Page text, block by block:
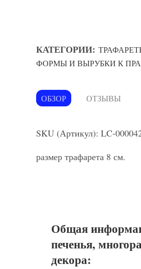
КАТЕГОРИИ:
ФОРМЫ И ВЫРУБКИ К
ОБЗОР ОТЗЫВЫ
SKU (Артикул): LC-
размер трафарета 8 см.
Общая
печенья,
декора: